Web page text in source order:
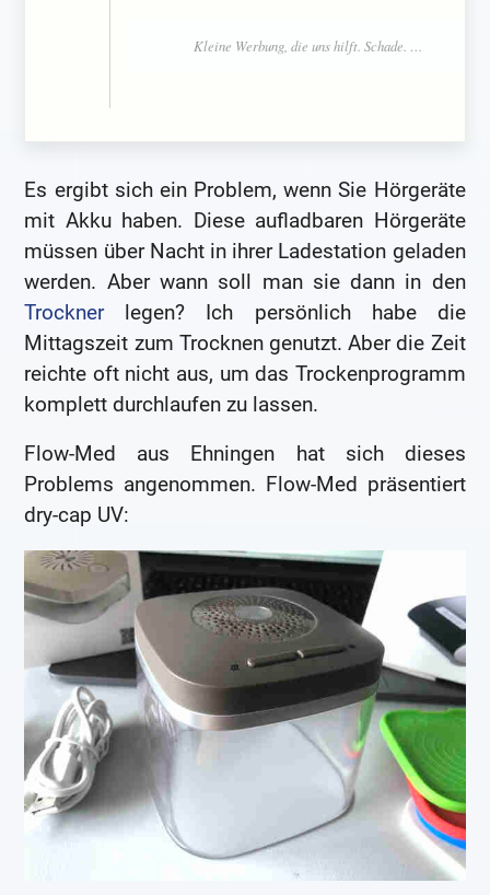
Es ergibt sich ein Problem, wenn Sie Hörgeräte
mit Akku haben. Diese aufladbaren Hörgeräte
müssen über Nacht in ihrer Ladestation geladen
werden. Aber wann soll man sie dann in den
Trocknerlegen? Ich persönlich habe die
Mittagszeit zum Trocknen genutzt. Aber die Zeit
reichte oft nicht aus, um das Trockenprogramm
komplett durchlaufen zu lassen.
Flow-Med aus Ehningen hat sich dieses
Problems angenommen. Flow-Med präsentiert
dry-cap UV: